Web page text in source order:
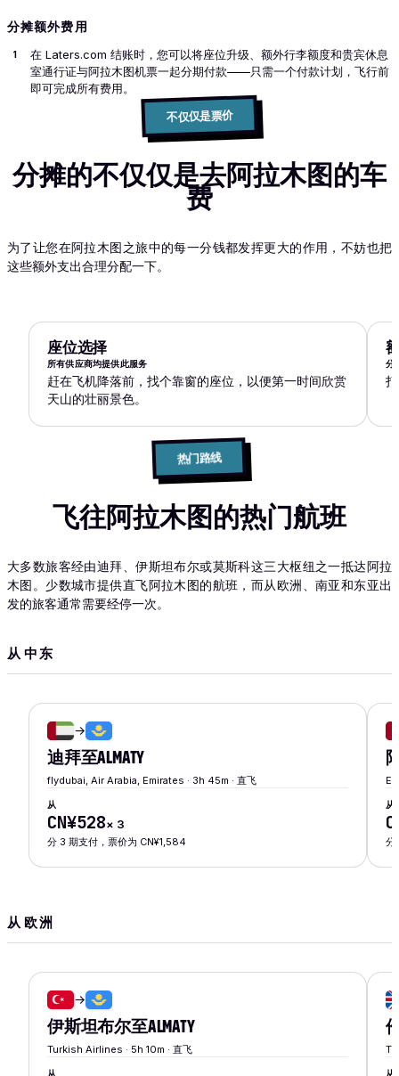
分摊额外费用
在 Laters.com 结账时，您可以将座位升级、额外行李额度和贵宾休息
室通行证与阿拉木图机票一起分期付款——只需一个付款计划，飞行前
即可完成所有费用。
不仅仅是票价
分摊的不仅仅是去阿拉木图的车
费
为了让您在阿拉木图之旅中的每一分钱都发挥更大的作用，不妨也把
这些额外支出合理分配一下。
座位选择
所有供应商均提供此服务
赶在飞机降落前，找个靠窗的座位，以便第一时间欣赏
天山的壮丽景色。
分
热门路线
飞往阿拉木图的热门航班
大多数旅客经由迪拜、伊斯坦布尔或莫斯科这三大枢纽之一抵达阿拉
木图。少数城市提供直飞阿拉木图的航班，而从欧洲、南亚和东亚出
发的旅客通常需要经停一次。
从 中东
→
迪拜至ALMATY
flydubai, Air Arabia, Emirates · 3h 45m · 直飞
从
CN¥528× 3
分 3 期支付，票价为 CN¥1,584
从
分
从 欧洲
→
伊斯坦布尔至ALMATY
Turkish Airlines · 5h 10m · 直飞
从 从